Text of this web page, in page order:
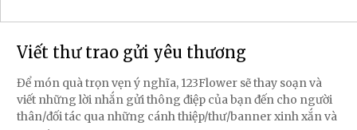
Viết thư trao gửi yêu thương
Để món quà trọn vẹn ý nghĩa, 123Flower sẽ thay soạn và
viết những lời nhắn gửi thông điệp của bạn đến cho người
thân/đối tác qua những cánh thiệp/thư/banner xinh xắn và